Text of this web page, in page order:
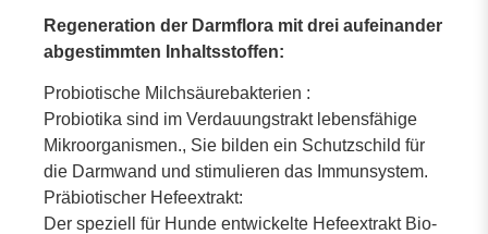
Regeneration der Darmflora mit drei aufeinander
abgestimmten Inhaltsstoffen:
Probiotische Milchsäurebakterien :
Probiotika sind im Verdauungstrakt lebensfähige
Mikroorganismen., Sie bilden ein Schutzschild für
die Darmwand und stimulieren das Immunsystem.
Präbiotischer Hefeextrakt:
Der speziell für Hunde entwickelte Hefeextrakt Bio-